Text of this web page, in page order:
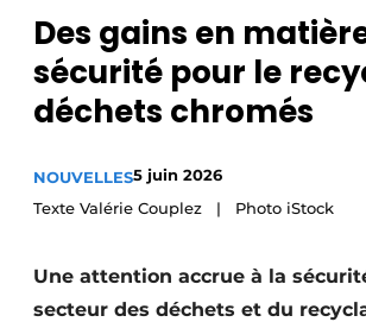
Podcasts
Privacy / Cookie statement
S’inscrire
Vidéos
Des gains en
sécurité pour le
déchets chromés
NOUVELLES5 juin 2026
Texte Valérie Couplez | Photo iStock
Une attention accrue à la
secteur des déchets et du